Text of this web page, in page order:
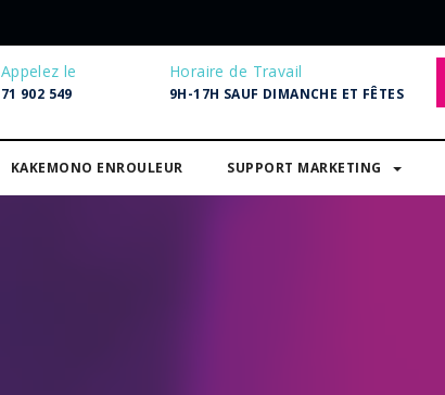
Appelez le
71 902 549
Horaire de Travail
9H-17H SAUF DIMANCHE ET FÊTES
KAKEMONO ENROULEUR SUPPORT MARKETING